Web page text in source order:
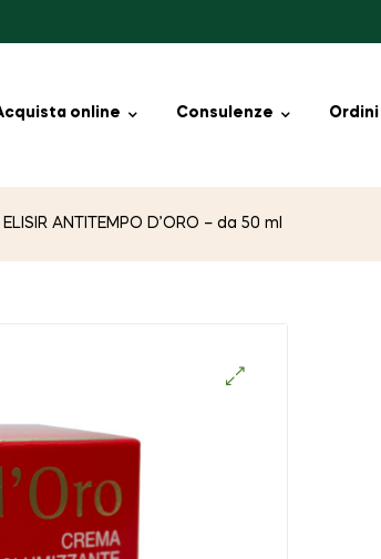
online Consulenze
ANTITEMPO D’ORO – da 50 ml